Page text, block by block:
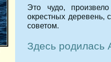
Это чудо,
окрестных деревень,
советом.
Здесь родилась